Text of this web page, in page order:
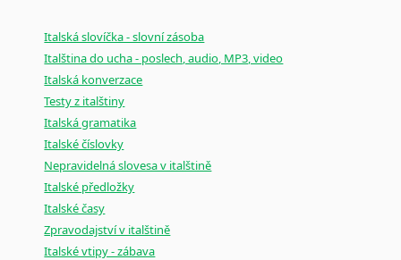
Italská slovíčka - slovní zásoba
Italština do ucha - poslech, audio, MP3, video
Italská konverzace
Testy z italštiny
Italská gramatika
Italské číslovky
Nepravidelná slovesa v italštině
Italské předložky
Italské časy
Zpravodajství v italštině
Italské vtipy - zábava